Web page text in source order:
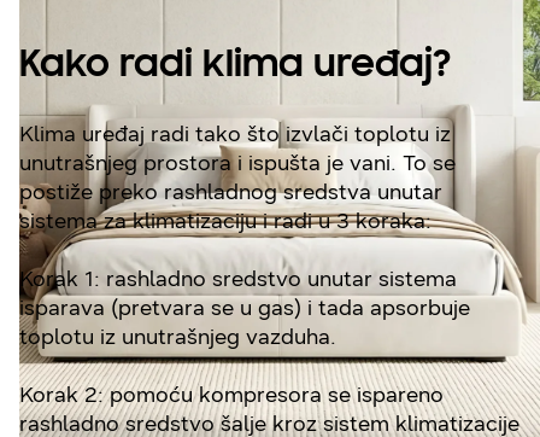
Kako radi klima uređaj?
Klima uređaj radi tako što izvlači toplotu iz
unutrašnjeg prostora i ispušta je vani. To se
postiže preko rashladnog sredstva unutar
sistema za klimatizaciju i radi u 3 koraka:
Korak 1: rashladno sredstvo unutar sistema
isparava (pretvara se u gas) i tada apsorbuje
toplotu iz unutrašnjeg vazduha.
Korak 2: pomoću kompresora se ispareno
rashladno sredstvo šalje kroz sistem klimatizacije